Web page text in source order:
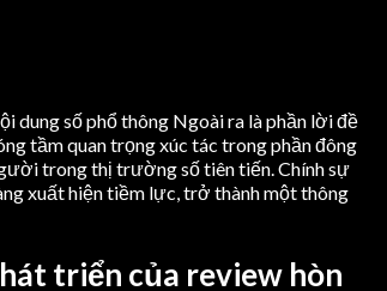
dung số phổ thông Ngoài ra là phần lời đề
tầm quan trọng xúc tác trong phần đông
trong thị trường số tiên tiến. Chính sự
xuất hiện tiềm lực, trở thành một thông
triển của review hòn